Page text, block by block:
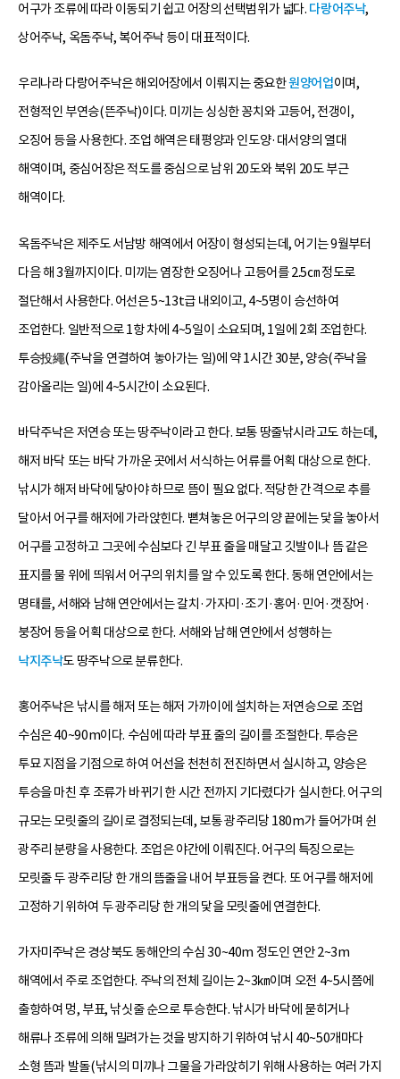
어구가 조류에 따라 이동되기 쉽고 어장의 선택범위가 넓다. 다랑어주낙,
상어주낙, 옥돔주낙, 복어주낙 등이 대표적이다.
우리나라 다랑어주낙은 해외어장에서 이뤄지는 중요한원양어업이며,
전형적인 부연승(뜬주낙)이다. 미끼는 싱싱한 꽁치와 고등어, 전갱이,
오징어 등을 사용한다. 조업 해역은 태평양과 인도양·대서양의 열대
해역이며, 중심어장은 적도를 중심으로 남위 20도와 북위 20도 부근
해역이다.
옥돔주낙은 제주도 서남방 해역에서 어장이 형성되는데, 어기는 9월부터
다음 해 3월까지이다. 미끼는 염장한 오징어나 고등어를 2.5㎝ 정도로
절단해서 사용한다. 어선은 5~13t급 내외이고, 4~5명이 승선하여
조업한다. 일반적으로 1항 차에 4~5일이 소요되며, 1일에 2회 조업한다.
투승投繩(주낙을 연결하여 놓아가는 일)에 약 1시간 30분, 양승(주낙을
감아올리는 일)에 4~5시간이 소요된다.
바닥주낙은 저연승 또는 땅주낙이라고 한다. 보통 땅줄낚시라고도 하는데,
해저 바닥 또는 바닥 가까운 곳에서 서식하는 어류를 어획 대상으로 한다.
낚시가 해저 바닥에 닿아야 하므로 뜸이 필요 없다. 적당한 간격으로 추를
달아서 어구를 해저에 가라앉힌다. 뻗쳐놓은 어구의 양 끝에는 닻을 놓아서
어구를 고정하고 그곳에 수심보다 긴 부표 줄을 매달고 깃발이나 뜸 같은
표지를 물 위에 띄워서 어구의 위치를 알 수 있도록 한다. 동해 연안에서는
명태를, 서해와 남해 연안에서는 갈치·가자미·조기·홍어·민어·갯장어·
붕장어 등을 어획 대상으로 한다. 서해와 남해 연안에서 성행하는
낙지주낙도 땅주낙으로 분류한다.
홍어주낙은 낚시를 해저 또는 해저 가까이에 설치하는 저연승으로 조업
수심은 40~90m이다. 수심에 따라 부표 줄의 길이를 조절한다. 투승은
투묘 지점을 기점으로 하여 어선을 천천히 전진하면서 실시하고, 양승은
투승을 마친 후 조류가 바뀌기 한 시간 전까지 기다렸다가 실시한다. 어구의
규모는 모릿줄의 길이로 결정되는데, 보통 광주리당 180m가 들어가며 쉰
광주리 분량을 사용한다. 조업은 야간에 이뤄진다. 어구의 특징으로는
모릿줄 두 광주리당 한 개의 뜸줄을 내어 부표등을 켠다. 또 어구를 해저에
고정하기 위하여 두 광주리당 한 개의 닻을 모릿줄에 연결한다.
가자미주낙은 경상북도 동해안의 수심 30~40m 정도인 연안 2~3m
해역에서 주로 조업한다. 주낙의 전체 길이는 2~3㎞이며 오전 4~5시쯤에
출항하여 멍, 부표, 낚싯줄 순으로 투승한다. 낚시가 바닥에 묻히거나
해류나 조류에 의해 밀려가는 것을 방지하기 위하여 낚시 40~50개마다
소형 뜸과 발돌(낚시의 미끼나 그물을 가라앉히기 위해 사용하는 여러 가지